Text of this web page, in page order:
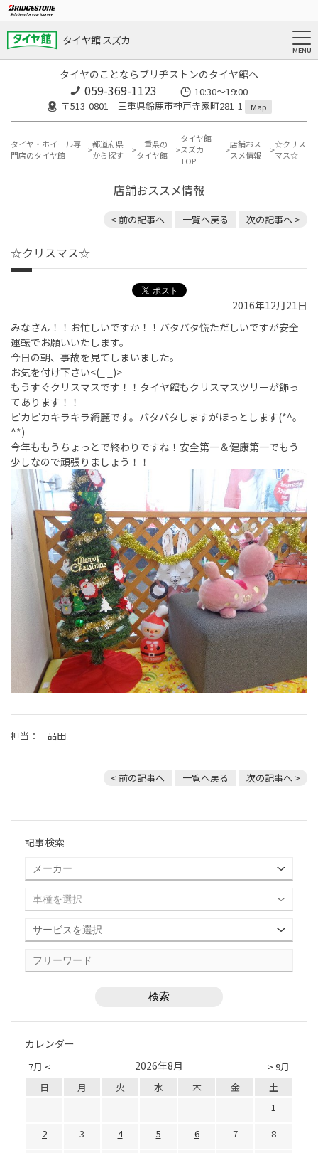
タイヤ館 スズカ
タイヤのことならブリヂストンのタイヤ館へ
059-369-1123
10:30～19:00
〒513-0801 三重県鈴鹿市神戸寺家町281-1
Map
タイヤ・ホイール専
門店のタイヤ館
都道府県
から探す
三重県の
タイヤ館
タイヤ館
スズカ
TOP
店舗おス
スメ情報
☆クリス
マス☆
店舗おススメ情報
< 前の記事へ 一覧へ戻る 次の記事へ >
☆クリスマス☆
2016年12月21日
みなさん！！お忙しいですか！！バタバタ慌ただしいですが安全
運転でお願いいたします。
今日の朝、事故を見てしまいました。
お気を付け下さい<(_ _)>
もうすぐクリスマスです！！タイヤ館もクリスマスツリーが飾っ
てあります！！
ピカピカキラキラ綺麗です。バタバタしますがほっとします(*^。
^*)
今年ももうちょっとで終わりですね！安全第一＆健康第一でもう
少しなので頑張りましょう！！
担当： 品田
< 前の記事へ 一覧へ戻る 次の記事へ >
記事検索
カレンダー
7月 < > 9月
2026年8月
日 月 火 水 木 金
土
1
2
3 4 5 6 7
8